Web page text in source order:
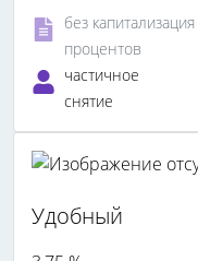
без капитализация
процентов
частичное
снятие
Удобный